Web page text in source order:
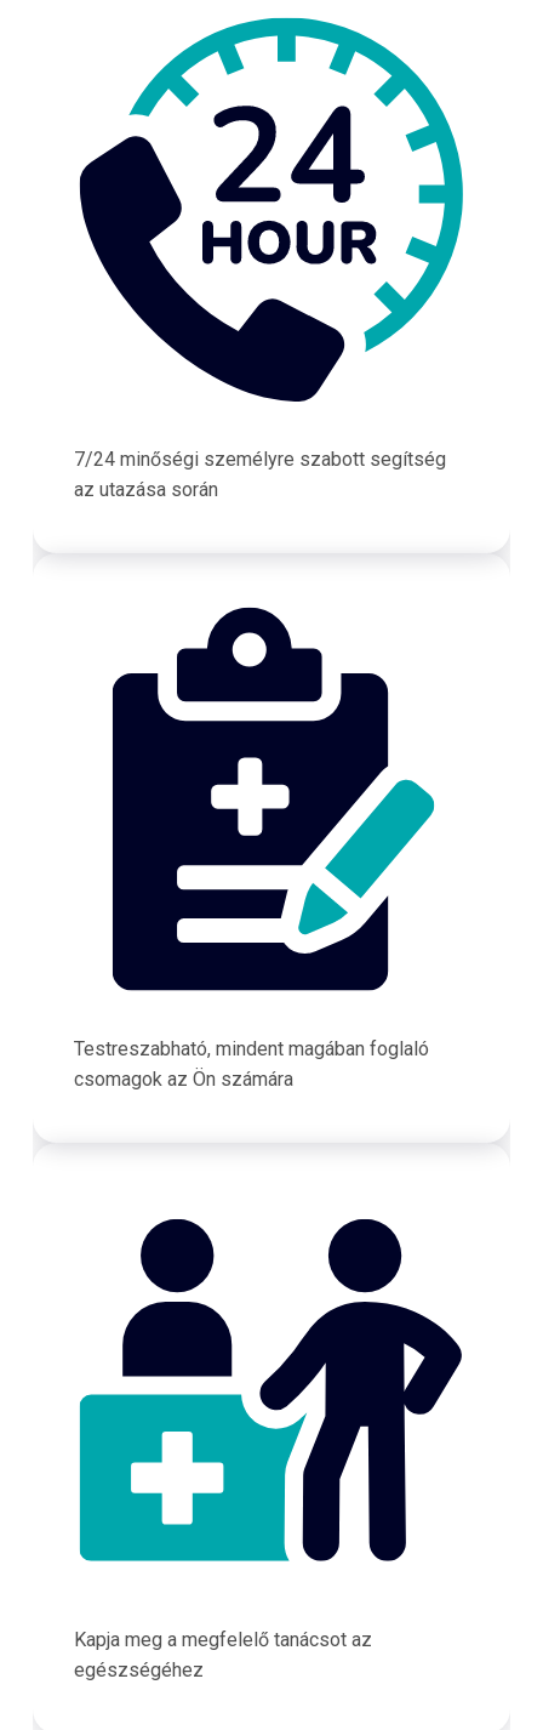
7/24 minőségi személyre szabott segítség
az utazása során
Testreszabható, mindent magában foglaló
csomagok az Ön számára
Kapja meg a megfelelő tanácsot az
egészségéhez